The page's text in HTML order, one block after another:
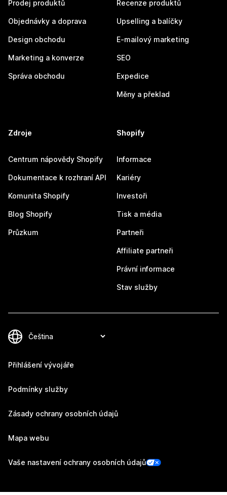
Prodej produktů
Objednávky a doprava
Design obchodu
Marketing a konverze
Správa obchodu
Recenze produktů
Upselling a balíčky
E-mailový marketing
SEO
Expedice
Měny a překlad
Zdroje
Centrum nápovědy Shopify
Dokumentace k rozhraní API
Komunita Shopify
Blog Shopify
Průzkum
Shopify
Informace
Kariéry
Investoři
Tisk a média
Partneři
Affiliate partneři
Právní informace
Stav služby
Přihlášení vývojáře
Podmínky služby
Zásady ochrany osobních údajů
Mapa webu
Vaše nastavení ochrany osobních údajů